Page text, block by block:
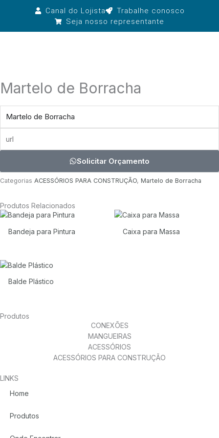
Canal do Lojista
Trabalhe conosco
Seja nosso representante
Martelo de Borracha
Solicitar Orçamento
Categorias ACESSÓRIOS PARA CONSTRUÇÃO, Martelo de Borracha
Produtos Relacionados
Bandeja para Pintura Caixa para Massa
Balde Plástico
Produtos
CONEXÕES
MANGUEIRAS
ACESSÓRIOS
ACESSÓRIOS PARA CONSTRUÇÃO
LINKS
Home
Produtos